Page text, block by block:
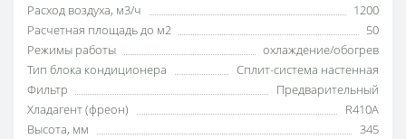
Расход воздуха, м3/ч
1200
Расчетная площадь до м2
50
Режимы работы
охлаждение/обогрев
Тип блока кондиционера
Сплит-система настенная
Фильтр
Предварительный
Хладагент (фреон)
R410A
Высота, мм
345